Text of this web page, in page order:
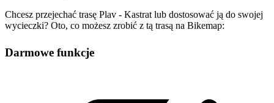
Chcesz przejechać trasę Plav - Kastrat lub dostosować ją do swojej
wycieczki? Oto, co możesz zrobić z tą trasą na Bikemap:
Darmowe funkcje